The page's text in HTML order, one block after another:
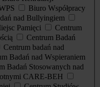
Biuro Współpracy
nad Bullyingiem
Pamięci
Centrum
Centrum Badań
Centrum badań nad
Badań nad Wspieraniem
Badań Stosowanych nad
CARE-BEH